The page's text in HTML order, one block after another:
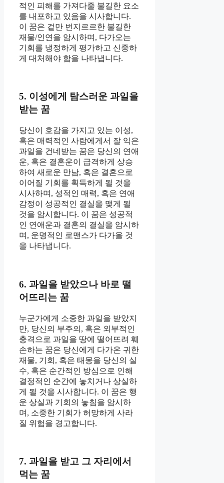
적인 피해를 가져다줄 불길한 요소
를 내포하고 있음을 시사합니다.
이 꿈은 겉만 번지르르한 불길한
재물/인연을 암시하며, 다가오는
기회를 냉정하게 평가하고 신중하
게 대처해야 함을 나타냅니다.
5. 이성에게 탐스러운 과일을
받는 꿈
당신이 호감을 가지고 있는 이성,
혹은 매력적인 사람에게서 잘 익은
과일을 건네받는 꿈은 당신의 연애
운, 혹은 결혼운이 급격하게 상승
하여 새로운 만남, 혹은 결혼으로
이어질 기회를 획득하게 될 것을
시사하며, 성적인 매력, 혹은 연애
감정이 성공적인 결실을 맺게 될
것을 암시합니다. 이 꿈은 성공적
인 연애운과 결혼의 결실을 암시하
며, 운명적인 로맨스가 다가올 것
을 나타냅니다.
6. 과일을 받았으나 바로 떨
어뜨리는 꿈
누군가에게 소중한 과일을 받았지
만, 당신의 부주의, 혹은 외부적인
충격으로 과일을 땅에 떨어뜨려 훼
손하는 꿈은 당신에게 다가온 귀한
재물, 기회, 혹은 태몽을 당신의 실
수, 혹은 순간적인 방심으로 인해
결정적인 순간에 놓치거나 상실하
게 될 것을 시사합니다. 이 꿈은 행
운 상실과 기회의 놓침을 암시하
며, 소중한 기회가 허망하게 사라
질 위험을 경고합니다.
7. 과일을 받고 그 자리에서
먹는 꿈